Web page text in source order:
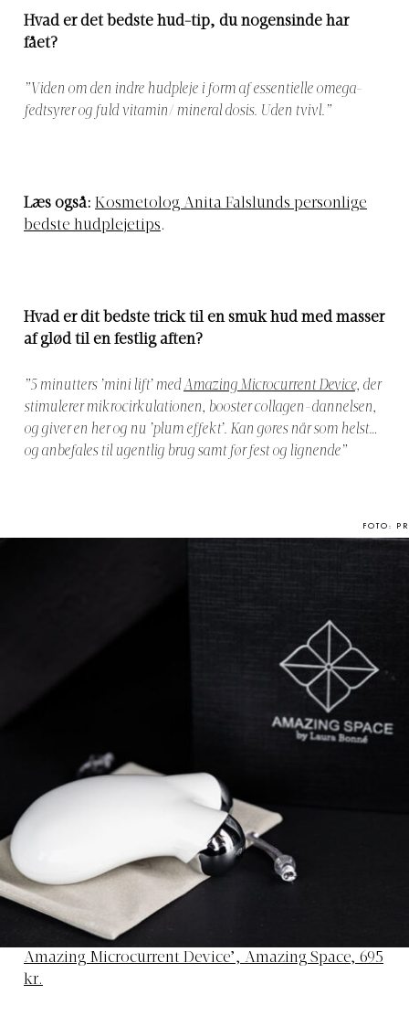
Hvad er det bedste hud-tip, du nogensinde har
fået?
”Viden om den indre hudpleje i form af essentielle omega-
fedtsyrer og fuld vitamin/ mineral dosis. Uden tvivl.”
Læs også: Kosmetolog Anita Falslunds personlige
bedste hudplejetips.
Hvad er dit bedste trick til en smuk hud med masser
af glød til en festlig aften?
”5 minutters ’mini lift’ medAmazing Microcurrent Device, der
stimulerer mikrocirkulationen, booster collagen-dannelsen,
og giver en her og nu ’plum effekt’. Kan gøres når som helst…
og anbefales til ugentlig brug samt før fest og lignende”
FOTO: PR
Amazing Microcurrent Device’, Amazing Space, 695
kr.